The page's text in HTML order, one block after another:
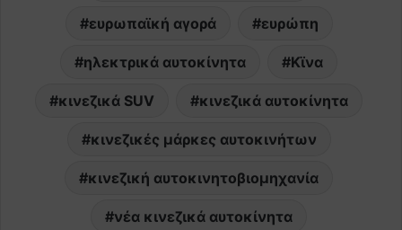
ευρωπαϊκή αγορά ευρώπη
ηλεκτρικά αυτοκίνητα Κϊνα
κινεζικά SUV κινεζικά αυτοκίνητα
κινεζικές μάρκες αυτοκινήτων
κινεζική αυτοκινητοβιομηχανία
νέα κινεζικά αυτοκίνητα